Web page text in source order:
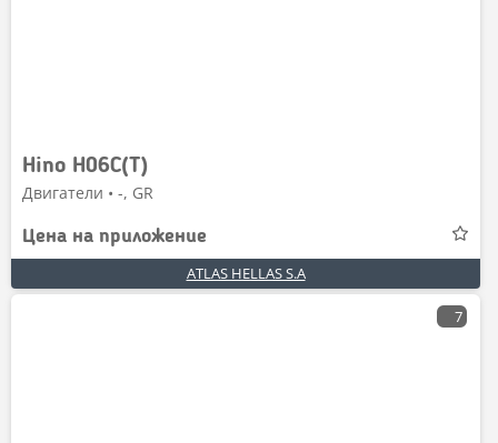
Hino H06C(T)
Двигатели • -, GR
Цена на приложение
ATLAS HELLAS S.A
7